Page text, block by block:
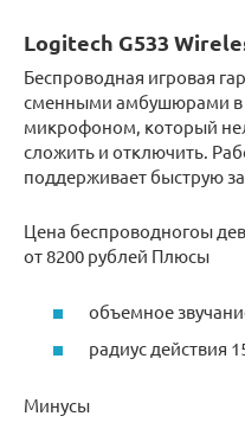
Logitech G533
Беспроводная игровая
сменными амбушюрами в
микрофоном, который
сложить и отключить.
поддерживает быструю
Цена беспроводногоы
от 8200 рублей Плюсы
объемное
радиус действия
Минусы